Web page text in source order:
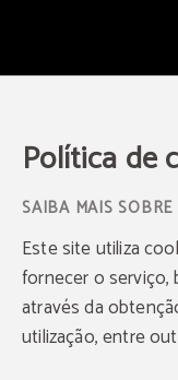
Política de
SAIBA MAIS
Este site utiliza
fornecer o
através da
utilização, entre